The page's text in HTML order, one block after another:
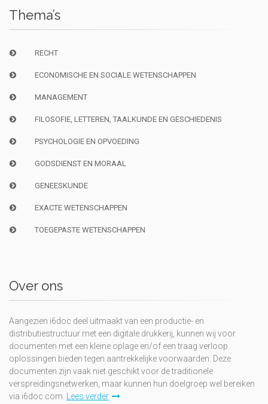
Thema’s
RECHT
ECONOMISCHE EN SOCIALE WETENSCHAPPEN
MANAGEMENT
FILOSOFIE, LETTEREN, TAALKUNDE EN GESCHIEDENIS
PSYCHOLOGIE EN OPVOEDING
GODSDIENST EN MORAAL
GENEESKUNDE
EXACTE WETENSCHAPPEN
TOEGEPASTE WETENSCHAPPEN
Over ons
Aangezien i6doc deel uitmaakt van een productie- en
distributiestructuur met een digitale drukkerij, kunnen wij voor
documenten met een kleine oplage en/of een traag verloop
oplossingen bieden tegen aantrekkelijke voorwaarden. Deze
documenten zijn vaak niet geschikt voor de traditionele
verspreidingsnetwerken, maar kunnen hun doelgroep wel bereiken
via i6doc.com. Lees verder